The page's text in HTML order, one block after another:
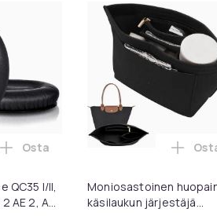
Smart TV:lle ostoskoriin
QC35 I/II,
AE 2, AE
Lisää Korvatyynyt Bose QC35 I/II,
Osta
Moniosastoinen
käsilaukun järjestäjä